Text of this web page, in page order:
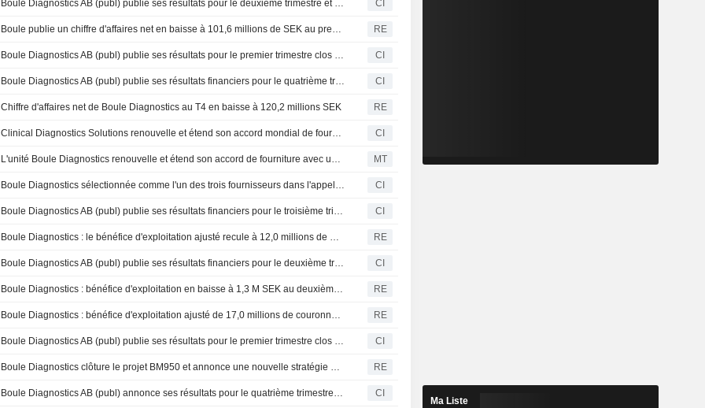
Boule Diagnostics AB (publ) publie ses résultats pour le deuxième trimestre et le premier semestre clos le 30 juin 2026 CI
Boule publie un chiffre d'affaires net en baisse à 101,6 millions de SEK au premier trimestre RE
Boule Diagnostics AB (publ) publie ses résultats pour le premier trimestre clos le 31 mars 2026 CI
Boule Diagnostics AB (publ) publie ses résultats financiers pour le quatrième trimestre et l'année complète clos le 31 décembre 2025 CI
Chiffre d'affaires net de Boule Diagnostics au T4 en baisse à 120,2 millions SEK RE
Clinical Diagnostics Solutions renouvelle et étend son accord mondial de fourniture CI
L'unité Boule Diagnostics renouvelle et étend son accord de fourniture avec un client du diagnostic in vitro MT
Boule Diagnostics sélectionnée comme l'un des trois fournisseurs dans l'appel d'offres national en hématologie en Italie CI
Boule Diagnostics AB (publ) publie ses résultats financiers pour le troisième trimestre et les neuf premiers mois clos au 30 septembre 2025 CI
Boule Diagnostics : le bénéfice d'exploitation ajusté recule à 12,0 millions de SEK au troisième trimestre RE
Boule Diagnostics AB (publ) publie ses résultats financiers pour le deuxième trimestre et le premier semestre clos le 30 juin 2025 CI
Boule Diagnostics : bénéfice d'exploitation en baisse à 1,3 M SEK au deuxième trimestre RE
Boule Diagnostics : bénéfice d'exploitation ajusté de 17,0 millions de couronnes suédoises au premier trimestre RE
Boule Diagnostics AB (publ) publie ses résultats pour le premier trimestre clos le 31 mars 2025 CI
Boule Diagnostics clôture le projet BM950 et annonce une nouvelle stratégie de portefeuille RE
Boule Diagnostics AB (publ) annonce ses résultats pour le quatrième trimestre et l'exercice clos le 31 décembre 2024 CI
Ma Liste